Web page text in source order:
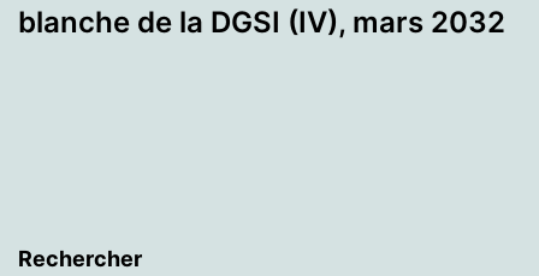
blanche de la DGSI (IV), mars 2032
Rechercher